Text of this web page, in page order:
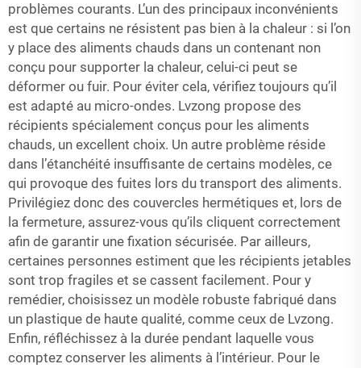
problèmes courants. L’un des principaux inconvénients
est que certains ne résistent pas bien à la chaleur : si l’on
y place des aliments chauds dans un contenant non
conçu pour supporter la chaleur, celui-ci peut se
déformer ou fuir. Pour éviter cela, vérifiez toujours qu’il
est adapté au micro-ondes. Lvzong propose des
récipients spécialement conçus pour les aliments
chauds, un excellent choix. Un autre problème réside
dans l’étanchéité insuffisante de certains modèles, ce
qui provoque des fuites lors du transport des aliments.
Privilégiez donc des couvercles hermétiques et, lors de
la fermeture, assurez-vous qu’ils cliquent correctement
afin de garantir une fixation sécurisée. Par ailleurs,
certaines personnes estiment que les récipients jetables
sont trop fragiles et se cassent facilement. Pour y
remédier, choisissez un modèle robuste fabriqué dans
un plastique de haute qualité, comme ceux de Lvzong.
Enfin, réfléchissez à la durée pendant laquelle vous
comptez conserver les aliments à l’intérieur. Pour le